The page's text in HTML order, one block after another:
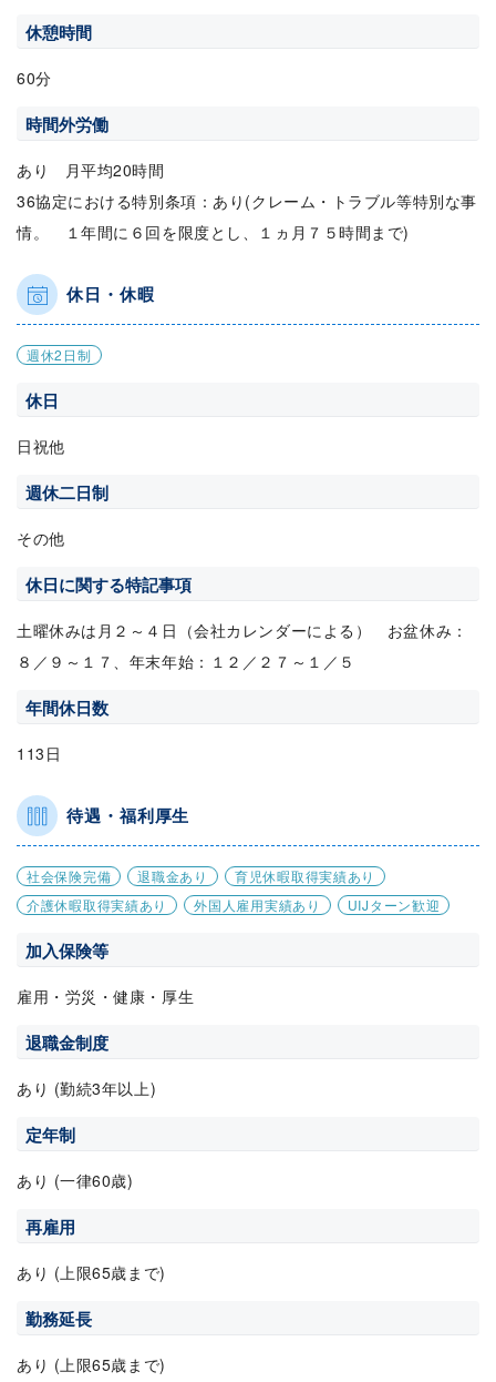
休憩時間
60分
時間外労働
あり 月平均20時間
36協定における特別条項：あり(クレーム・トラブル等特別な事
情。 １年間に６回を限度とし、１ヵ月７５時間まで)
休日・休暇
週休2日制
休日
日祝他
週休二日制
その他
休日に関する特記事項
土曜休みは月２～４日（会社カレンダーによる） お盆休み：
８／９～１７、年末年始：１２／２７～１／５
年間休日数
113日
待遇・福利厚生
社会保険完備 退職金あり
育児休暇取得実績あり
介護休暇取得実績あり
外国人雇用実績あり UIJターン歓迎
加入保険等
雇用・労災・健康・厚生
退職金制度
あり (勤続3年以上)
定年制
あり (一律60歳)
再雇用
あり (上限65歳まで)
勤務延長
あり (上限65歳まで)